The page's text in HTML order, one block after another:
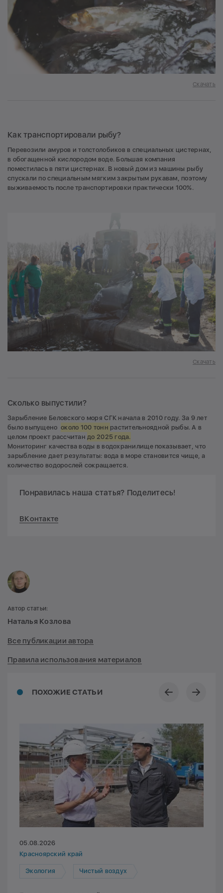
Скачать
Как транспортировали рыбу?
Перевозили амуров и толстолобиков в специальных цистернах,
в обогащенной кислородом воде. Большая компания
поместилась в пяти цистернах. В новый дом из машины рыбу
спускали по специальным мягким закрытым рукавам, поэтому
выживаемость после транспортировки практически 100%.
Скачать
Сколько выпустили?
Зарыбление Беловского моря СГК начала в 2010 году. За 9 лет
было выпущенооколо 100 тонн растительноядной рыбы. А в
целом проект рассчитандо 2025 года.
Мониторинг качества воды в водохранилище показывает, что
зарыбление дает результаты: вода в море становится чище, а
количество водорослей сокращается.
Понравилась наша статья? Поделитесь!
ВКонтакте
ПОХОЖИЕ СТАТЬИ
05.08.2026
Красноярский край
Экология Чистый воздух
Автор статьи:
Наталья Козлова
Все публикации автора
Правила использования материалов